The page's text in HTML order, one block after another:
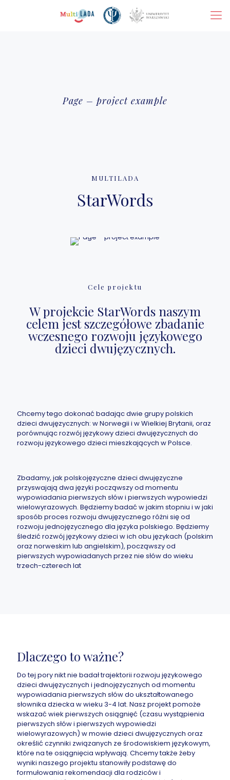
Page – project example
MULTILADA
StarWords
Cele projektu
W projekcie StarWords naszym
celem jest szczegółowe zbadanie
wczesnego rozwoju językowego
dzieci dwujęzycznych.
Chcemy tego dokonać badając dwie grupy polskich
dzieci dwujęzycznych: w Norwegii i w Wielkiej Brytanii, oraz
porównując rozwój językowy dzieci dwujęzycznych do
rozwoju językowego dzieci mieszkających w Polsce.
Zbadamy, jak polskojęzyczne dzieci dwujęzyczne
przyswajają dwa języki począwszy od momentu
wypowiadania pierwszych słów i pierwszych wypowiedzi
wielowyrazowych. Będziemy badać w jakim stopniu i w jaki
sposób proces rozwoju dwujęzycznego różni się od
rozwoju jednojęzycznego dla języka polskiego. Będziemy
śledzić rozwój językowy dzieci w ich obu językach (polskim
oraz norweskim lub angielskim), począwszy od
pierwszych wypowiadanych przez nie słów do wieku
trzech-czterech lat
Dlaczego to ważne?
Do tej pory nikt nie badał trajektorii rozwoju językowego
dzieci dwujęzycznych i jednojęzycznych od momentu
wypowiadania pierwszych słów do ukształtowanego
słownika dziecka w wieku 3-4 lat. Nasz projekt pomoże
wskazać wiek pierwszych osiągnięć (czasu wystąpienia
pierwszych słów i pierwszych wypowiedzi
wielowyrazowych) w mowie dzieci dwujęzycznych oraz
określić czynniki związanych ze środowiskiem językowym,
które na te osiągnięcia wpływają. Chcemy także żeby
wyniki naszego projektu stanowiły podstawę do
formułowania rekomendacji dla rodziców i